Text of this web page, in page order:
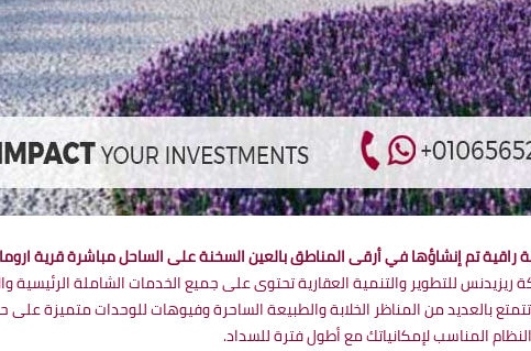
تم إنشاؤها في أرقى المناطق بالعين السخنة على الساحل مباشرة قرية
للتطوير والتنمية العقارية تحتوى على جميع الخدمات الشاملة الرئيسية
بالعديد من المناظر الخلابة والطبيعة الساحرة وفيوهات للوحدات متميزة على
المناسب لإمكانياتك مع أطول فترة للسداد.